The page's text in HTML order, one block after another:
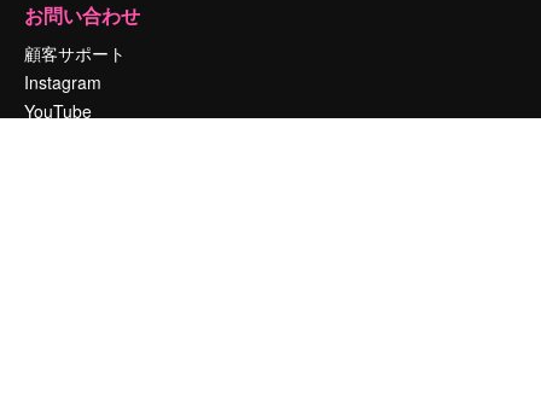
お問い合わせ
顧客サポート
Instagram
YouTube